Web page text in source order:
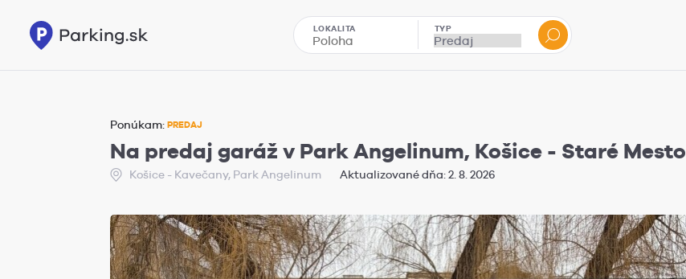
LOKALITA TYP
Ponúkam: PREDAJ
Na predaj garáž v Park Angelinum, Košice - Staré Mesto
Košice - Kavečany, Park Angelinum Aktualizované dňa: 2. 8. 2026